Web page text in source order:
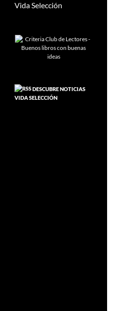
Vida Selección
DESCUBRE NOTICIAS
VIDA SELECCIÓN